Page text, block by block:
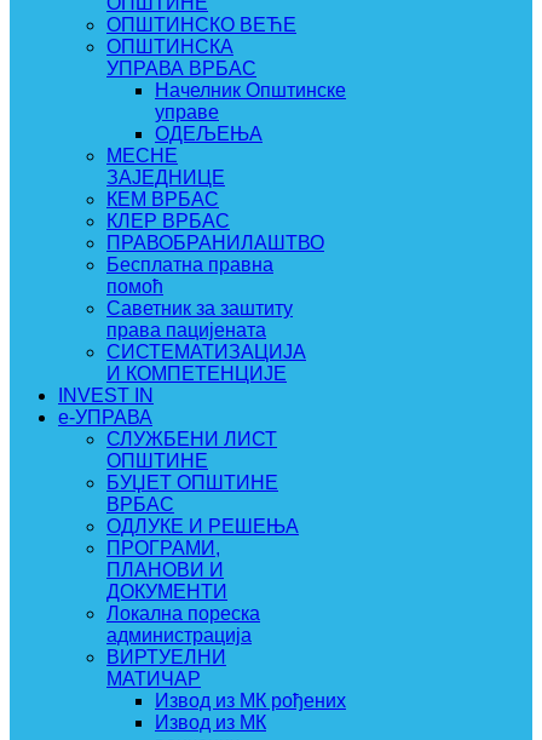
ОПШТИНСКО ВЕЋЕ
ОПШТИНСКА
УПРАВА ВРБАС
Начелник Општинске
управе
ОДЕЉЕЊА
МЕСНЕ
ЗАЈЕДНИЦЕ
КЕМ ВРБАС
КЛЕР ВРБАС
ПРАВОБРАНИЛАШТВО
Бесплатна правна
помоћ
Саветник за заштиту
права пацијената
СИСТЕМАТИЗАЦИЈА
И КОМПЕТЕНЦИЈЕ
INVEST IN
e-УПРАВА
СЛУЖБЕНИ ЛИСТ
ОПШТИНЕ
БУЏЕТ ОПШТИНЕ
ВРБАС
ОДЛУКЕ И РЕШЕЊА
ПРОГРАМИ,
ПЛАНОВИ И
ДОКУМЕНТИ
Локална пореска
администрација
ВИРТУЕЛНИ
МАТИЧАР
Извод из МК рођених
Извод из МК